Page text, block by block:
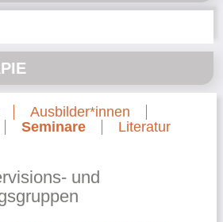
Ausbilder*innen
Seminare Literatur
und